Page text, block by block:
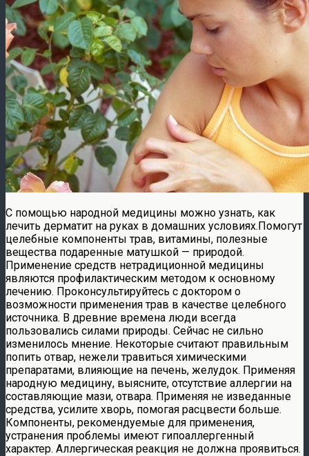
С помощью народной медицины можно узнать, как
лечить дерматит на руках в домашних условиях.Помогут
целебные компоненты трав, витамины, полезные
вещества подаренные матушкой — природой.
Применение средств нетрадиционной медицины
являются профилактическим методом к основному
лечению. Проконсультируйтесь с доктором о
возможности применения трав в качестве целебного
источника. В древние времена люди всегда
пользовались силами природы. Сейчас не сильно
изменилось мнение. Некоторые считают правильным
попить отвар, нежели травиться химическими
препаратами, влияющие на печень, желудок. Применяя
народную медицину, выясните, отсутствие аллергии на
составляющие мази, отвара. Применяя не изведанные
средства, усилите хворь, помогая расцвести больше.
Компоненты, рекомендуемые для применения,
устранения проблемы имеют гипоаллергенный
характер. Аллергическая реакция не должна проявиться.